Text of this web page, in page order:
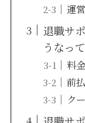
運
退職サ
うなっ
料
前
ク